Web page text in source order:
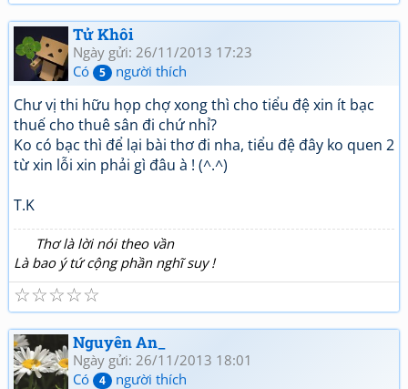
Tử Khôi
Ngày gửi: 26/11/2013 17:23
Có
5 người thích
Chư vị thi hữu họp chợ xong thì cho tiểu đệ xin ít bạc
thuế cho thuê sân đi chứ nhỉ?
Ko có bạc thì để lại bài thơ đi nha, tiểu đệ đây ko quen 2
từ xin lỗi xin phải gì đâu à ! (^.^)
T.K
Thơ là lời nói theo vần
Là bao ý tứ cộng phần nghĩ suy !
☆
☆
☆
☆
☆
Nguyên An_
Ngày gửi: 26/11/2013 18:01
Có
4 người thích